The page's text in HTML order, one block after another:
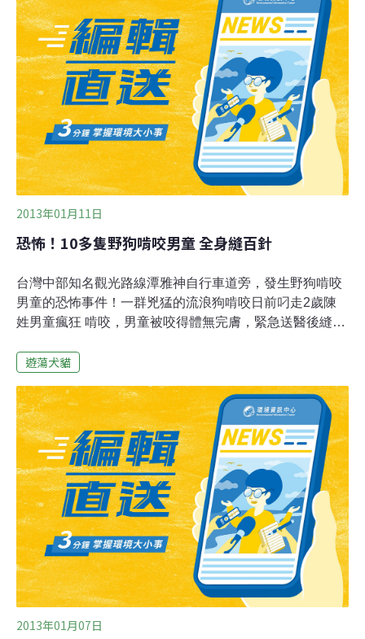
槍在當地掃射試槍，遭動保人士當場扭送法辦，動保處確
認該男子虐犬惡行，將開罰一萬五千元。餵養流浪狗的愛
心媽媽張悰愷說，年初五情人節當天，一對黃姓夫妻上山
餵狗時，在馬路邊不斷聽到有幼犬哀嚎的叫聲，循聲找到
三隻幼犬，竟然都是一邊耳朵被別針刺穿，傷口還不斷蓄
膿，兩夫婦把狗抱下山，交由獸醫師搶救時，發現狗狗已
有失溫現象，但經過消炎處理，黃姓夫妻已把狗狗接回
家，尋求善心人士接手認養。轄區北投光明派出所所長吳
俊明表示，第一公墓區周邊入夜後幾無人煙，接連傳出動
物受虐
2013年01月11日
恐怖！10多隻野狗啃咬男童 全身縫百針
台灣中部知名觀光路線潭雅神自行車道旁，發生野狗啃咬
男童的恐怖事件！一群兇猛的流浪狗啃咬日前叼走2歲陳
姓男童瘋狂 啃咬，男童被咬得體無完膚，緊急送醫後縫了
仍有1、20隻野狗到處走，男童母親不滿台中市府「報一
惰，讓野狗成群為患，危及民眾安全。小小男童的臉上，
一道道縫合後的傷痕讓人看了好不忍，而且不只臉上，男
童身體、雙腳，甚至耳朵上的傷口都清晰可見，會傷得這
麼嚴重，原來是因為遭到1、20隻野狗攻擊。發生意外的
地點，就在貫穿台中潭子、大雅及神岡的潭雅神自行車
道，上個月28日下午，2歲的陳姓男童和外公，目擊有10
多隻野狗在攻擊家人養的一頭小牛， 外公當下衝進房內，
想打電話通知家人把牛牽走，不料才一轉身，野狗竟然衝
過來，將身高只有100公分、體重14公斤的男童，叼到距
離2、30公尺的菜園不 斷啃咬，
遊蕩犬貓
2013年01月07日